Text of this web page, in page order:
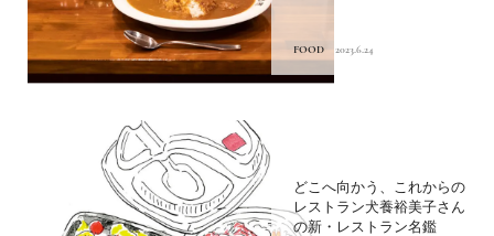
FOOD 2023.6.24
どこへ向かう、これからの
レストラン犬養裕美子さん
の新・レストラン名鑑